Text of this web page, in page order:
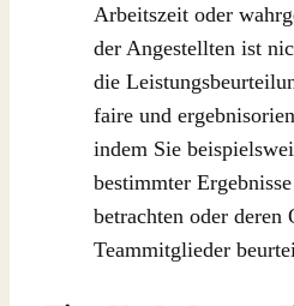
Arbeitszeit oder
der Angestellten ist
die
faire und
indem Sie
bestimmter
betrachten oder deren
Teammitglieder